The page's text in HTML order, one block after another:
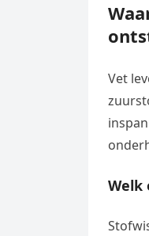
Vet
Welk